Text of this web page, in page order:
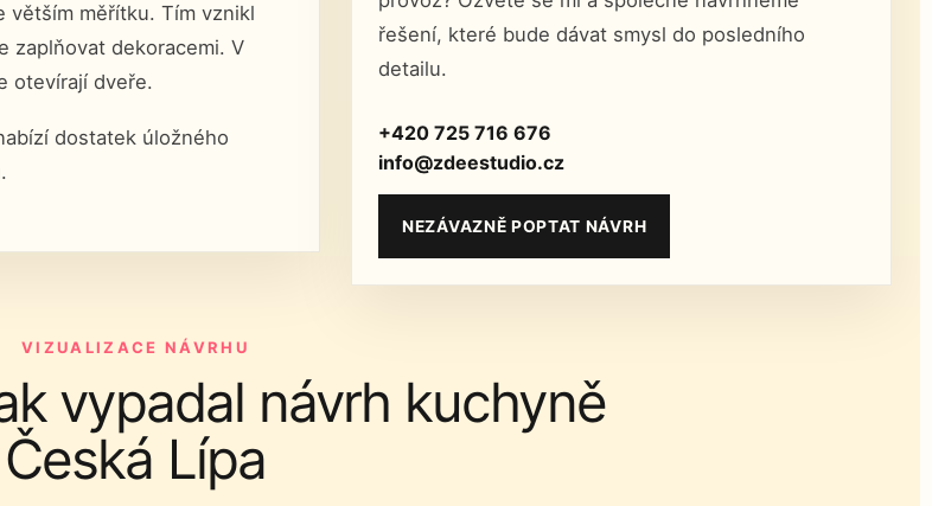
větším měřítku. Tím vznikl
zaplňovat dekoracemi. V
otevírají dveře.
dostatek úložného
řešení, které bude dávat smysl do posledního
detailu.
+420 725 716 676
info@zdeestudio.cz
NEZÁVAZNĚ POPTAT NÁVRH
VIZUALIZACE NÁVRHU
vypadal návrh kuchyně
Česká Lípa